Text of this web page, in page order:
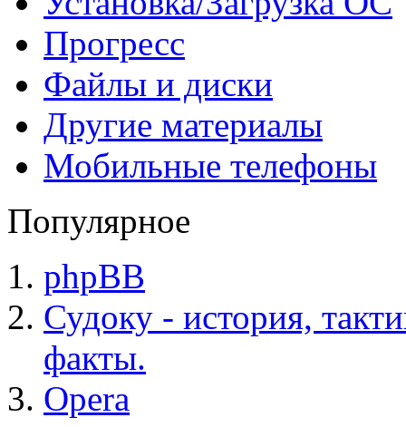
Прогресс
Файлы и диски
Другие материалы
Мобильные телефоны
Популярное
phpBB
Судоку - история,
факты.
Opera